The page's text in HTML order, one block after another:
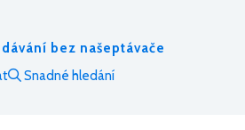
bez našeptávače
Snadné hledání